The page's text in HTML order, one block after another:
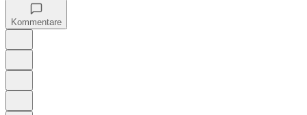
Kommentare